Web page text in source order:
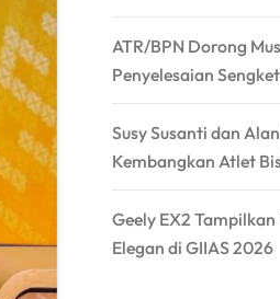
ATR/BPN Dorong
Penyelesaian
Susy Susanti dan
Kembangkan Atlet
Geely EX2
Elegan di GIIAS 2026